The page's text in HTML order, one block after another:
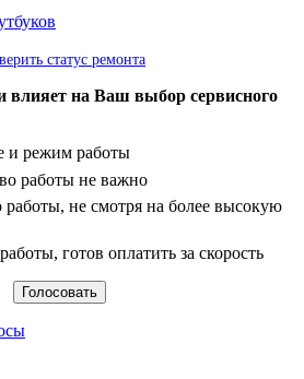
статус ремонта
влияет на Ваш выбор сервисного
и режим работы
работы не важно
работы, не смотря на более высокую
готов оплатить за скорость